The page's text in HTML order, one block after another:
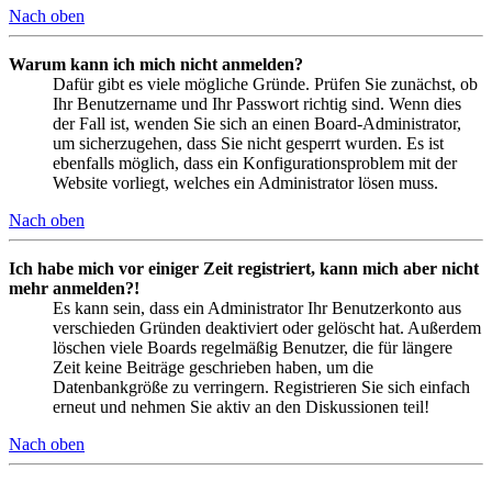
Nach oben
Warum kann ich mich nicht anmelden?
Dafür gibt es viele mögliche Gründe. Prüfen Sie zunächst, ob
Ihr Benutzername und Ihr Passwort richtig sind. Wenn dies
der Fall ist, wenden Sie sich an einen Board-Administrator,
um sicherzugehen, dass Sie nicht gesperrt wurden. Es ist
ebenfalls möglich, dass ein Konfigurationsproblem mit der
Website vorliegt, welches ein Administrator lösen muss.
Nach oben
Ich habe mich vor einiger Zeit registriert, kann mich aber nicht
mehr anmelden?!
Es kann sein, dass ein Administrator Ihr Benutzerkonto aus
verschieden Gründen deaktiviert oder gelöscht hat. Außerdem
löschen viele Boards regelmäßig Benutzer, die für längere
Zeit keine Beiträge geschrieben haben, um die
Datenbankgröße zu verringern. Registrieren Sie sich einfach
erneut und nehmen Sie aktiv an den Diskussionen teil!
Nach oben